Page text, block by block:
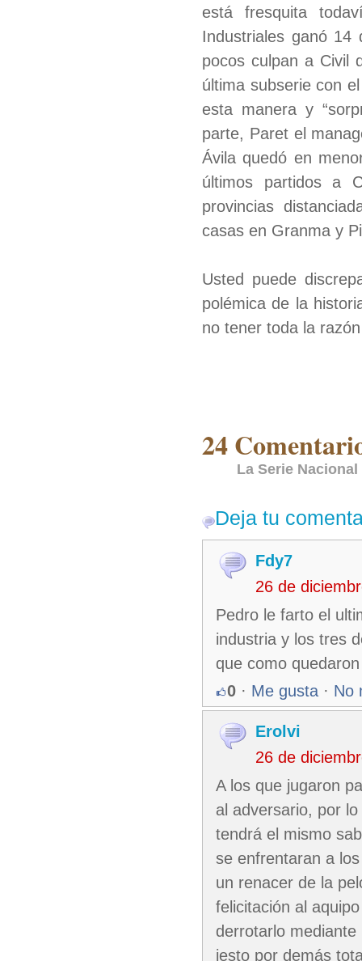
está fresquita
Industriales ganó 14
pocos culpan a Civil
última subserie con
esta manera y
parte, Paret el
Ávila quedó en
últimos partidos a
provincias
casas en Granma y
Usted puede
polémica de la
no tener toda la
24
La Serie
Deja tu
Fdy7
26 de
Pedro le farto el
industria y los tres
que como
0 · Me gusta · No
Erolvi
26 de
A los que jugaron
al adversario, por
tendrá el mismo
se enfrentaran a
un renacer de la
felicitación al
derrotarlo
jesto por demás